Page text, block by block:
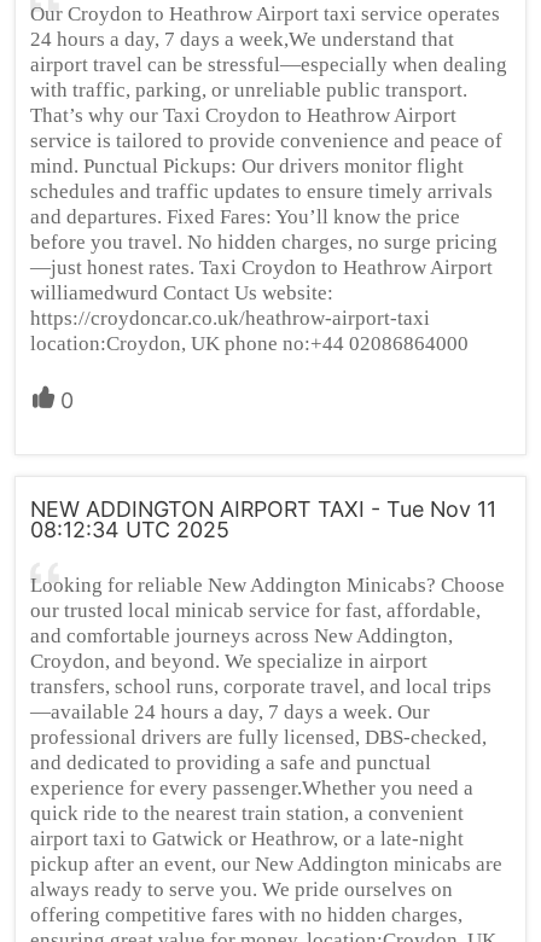
Our Croydon to Heathrow Airport taxi service operates
24 hours a day, 7 days a week,We understand that
airport travel can be stressful—especially when dealing
with traffic, parking, or unreliable public transport.
That’s why our Taxi Croydon to Heathrow Airport
service is tailored to provide convenience and peace of
mind. Punctual Pickups: Our drivers monitor flight
schedules and traffic updates to ensure timely arrivals
and departures. Fixed Fares: You’ll know the price
before you travel. No hidden charges, no surge pricing
—just honest rates. Taxi Croydon to Heathrow Airport
williamedwurd Contact Us website:
https://croydoncar.co.uk/heathrow-airport-taxi
location:Croydon, UK phone no:+44 02086864000
0
NEW ADDINGTON AIRPORT TAXI - Tue Nov 11
08:12:34 UTC 2025
Looking for reliable New Addington Minicabs? Choose
our trusted local minicab service for fast, affordable,
and comfortable journeys across New Addington,
Croydon, and beyond. We specialize in airport
transfers, school runs, corporate travel, and local trips
—available 24 hours a day, 7 days a week. Our
professional drivers are fully licensed, DBS-checked,
and dedicated to providing a safe and punctual
experience for every passenger.Whether you need a
quick ride to the nearest train station, a convenient
airport taxi to Gatwick or Heathrow, or a late-night
pickup after an event, our New Addington minicabs are
always ready to serve you. We pride ourselves on
offering competitive fares with no hidden charges,